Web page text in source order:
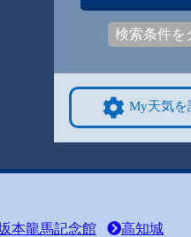
検索条件を
My天気を
本龍馬記念館
高知城